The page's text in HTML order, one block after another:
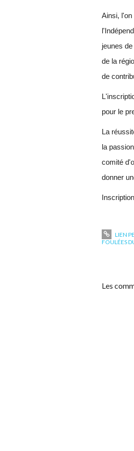
Ainsi,
jeunes
de la
de
pour le
La
la
comité
donner
LIEN
FOULÉES
Les